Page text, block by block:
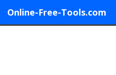
Online-Free-Tools.com